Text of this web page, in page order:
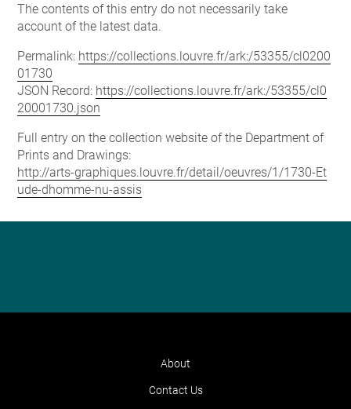
The contents of this entry do not necessarily take
account of the latest data.
Permalink: https://collections.louvre.fr/ark:/53355/cl0200
01730
JSON Record: https://collections.louvre.fr/ark:/53355/cl0
20001730.json
Full entry on the collection website of the Department of
Prints and Drawings:
http://arts-graphiques.louvre.fr/detail/oeuvres/1/1730-Et
ude-dhomme-nu-assis
About
Contact Us